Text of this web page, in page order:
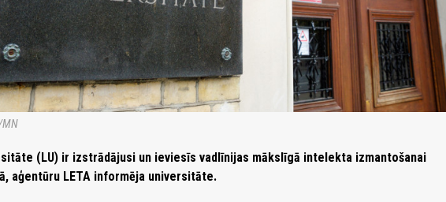
MN
(LU) ir izstrādājusi un ieviesīs vadlīnijas mākslīgā intelekta izmantošanai
aģentūru LETA informēja universitāte.